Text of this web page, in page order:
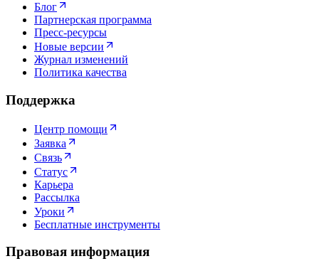
Блог
Партнерская программа
Пресс-ресурсы
Новые версии
Журнал изменений
Политика качества
Поддержка
Центр помощи
Заявка
Связь
Статус
Карьера
Рассылка
Уроки
Бесплатные инструменты
Правовая информация